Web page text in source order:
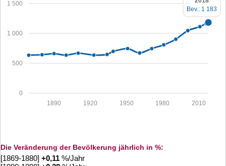
0
500
1 000
1 500
2010
1980
1950
1920
1890
Bev.: 1 183
Die Veränderung der Bevölkerung jährlich in %:
[1869-1880] +0,11 %/Jahr